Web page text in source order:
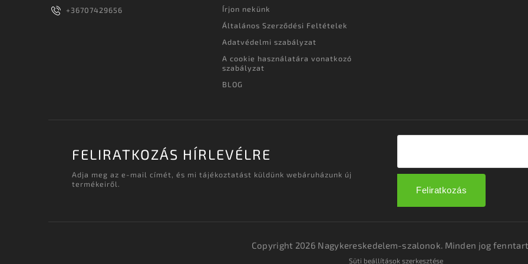
+36707429656
Írjon nekünk
Általános Szerződési Feltételek
Adatvédelmi szabályzat
A cookie használatára vonatkozó
szabályzat
BLOG
FELIRATKOZÁS HÍRLEVÉLRE
Adja meg az e-mail címét, és mi tájékoztatást küldünk webáruházunk új
termékeiről.
Feliratkozás
Copyright 2026 Nagykereskedelem-szalonok . Minden jog
Süti beállítások szerkesztése